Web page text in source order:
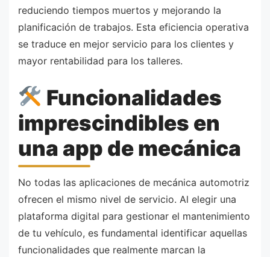
reduciendo tiempos muertos y mejorando la
planificación de trabajos. Esta eficiencia operativa
se traduce en mejor servicio para los clientes y
mayor rentabilidad para los talleres.
Funcionalidades
imprescindibles en
una app de mecánica
No todas las aplicaciones de mecánica automotriz
ofrecen el mismo nivel de servicio. Al elegir una
plataforma digital para gestionar el mantenimiento
de tu vehículo, es fundamental identificar aquellas
funcionalidades que realmente marcan la